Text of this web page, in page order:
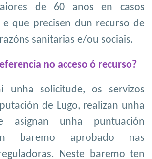
de 60 anos en casos
e que precisen dun recurso de
sanitarias e/ou sociais.
no acceso ó recurso?
unha solicitude, os servizos
de Lugo, realizan unha
asignan unha puntuación
baremo aprobado nas
Neste baremo ten